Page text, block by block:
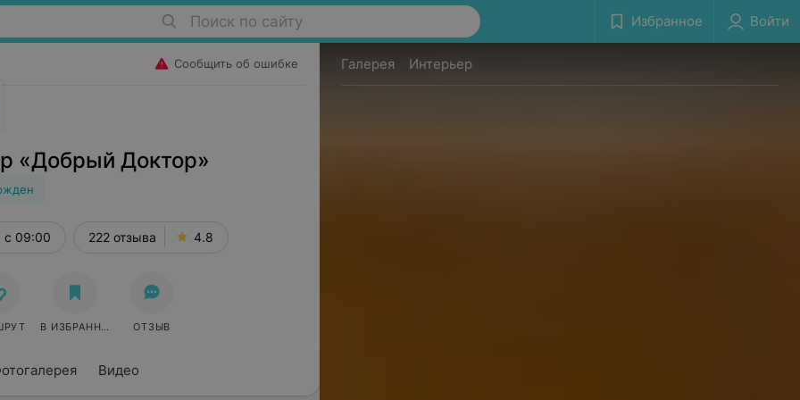
Поиск по сайту Избранное Войти
Сообщить об ошибке
«Добрый Доктор»
Видео
с 09:00 222 отзыва 4.8
В ИЗБРАННОЕ ОТЗЫВ
Галерея Интерьер